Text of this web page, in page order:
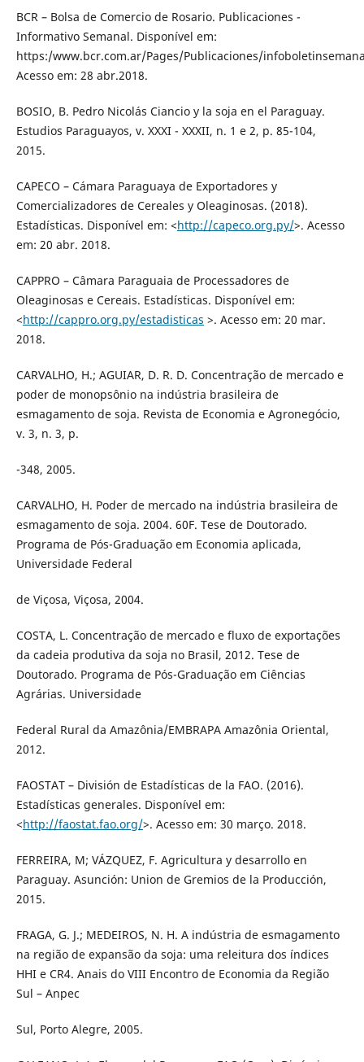
BCR – Bolsa de Comercio de Rosario. Publicaciones -
Informativo Semanal. Disponível em:
https:/www.bcr.com.ar/Pages/Publicaciones/
Acesso em: 28 abr.2018.
BOSIO, B. Pedro Nicolás Ciancio y la soja en el Paraguay.
Estudios Paraguayos, v. XXXI - XXXII, n. 1 e 2, p. 85-104,
2015.
CAPECO – Cámara Paraguaya de Exportadores y
Comercializadores de Cereales y Oleaginosas. (2018).
Estadísticas. Disponível em: <http://capeco.org.py/>. Acesso
em: 20 abr. 2018.
CAPPRO – Câmara Paraguaia de Processadores de
Oleaginosas e Cereais. Estadísticas. Disponível em:
<http://cappro.org.py/estadisticas >. Acesso em: 20 mar.
2018.
CARVALHO, H.; AGUIAR, D. R. D. Concentração de mercado e
poder de monopsônio na indústria brasileira de
esmagamento de soja. Revista de Economia e Agronegócio,
v. 3, n. 3, p.
-348, 2005.
CARVALHO, H. Poder de mercado na indústria brasileira de
esmagamento de soja. 2004. 60F. Tese de Doutorado.
Programa de Pós-Graduação em Economia aplicada,
Universidade Federal
de Viçosa, Viçosa, 2004.
COSTA, L. Concentração de mercado e fluxo de exportações
da cadeia produtiva da soja no Brasil, 2012. Tese de
Doutorado. Programa de Pós-Graduação em Ciências
Agrárias. Universidade
Federal Rural da Amazônia/EMBRAPA Amazônia Oriental,
2012.
FAOSTAT – División de Estadísticas de la FAO. (2016).
Estadísticas generales. Disponível em:
<http://faostat.fao.org/>. Acesso em: 30 março. 2018.
FERREIRA, M; VÁZQUEZ, F. Agricultura y desarrollo en
Paraguay. Asunción: Union de Gremios de la Producción,
2015.
FRAGA, G. J.; MEDEIROS, N. H. A indústria de esmagamento
na região de expansão da soja: uma releitura dos índices
HHI e CR4. Anais do VIII Encontro de Economia da Região
Sul – Anpec
Sul, Porto Alegre, 2005.